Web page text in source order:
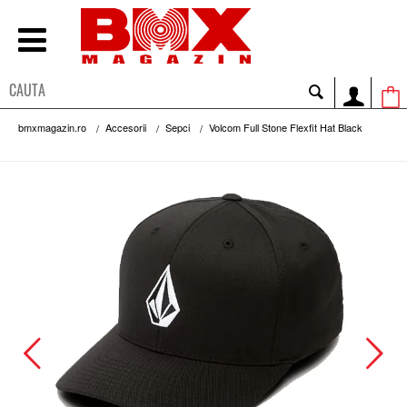
bmxmagazin.ro Accesorii Sepci Volcom Full Stone Flexfit Hat Black